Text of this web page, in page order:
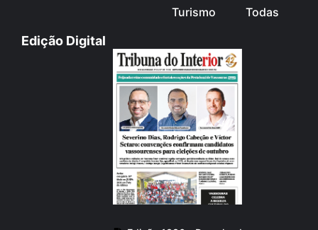
Turismo
Todas
Edição Digital